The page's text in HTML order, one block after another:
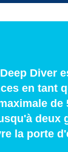
Diver
en tant
de
deux
la porte